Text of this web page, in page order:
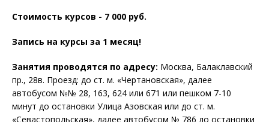
Стоимость курсов - 7 000 руб.
Запись на курсы за 1 месяц!
Занятия проводятся по адресу: Москва, Балаклавский
пр., 28в. Проезд: до ст. м. «Чертановская», далее
автобусом №№ 28, 163, 624 или 671 или пешком 7-10
минут до остановки Улица Азовская или до ст. м.
«Севастопольская», далее автобусом № 786 до остановки